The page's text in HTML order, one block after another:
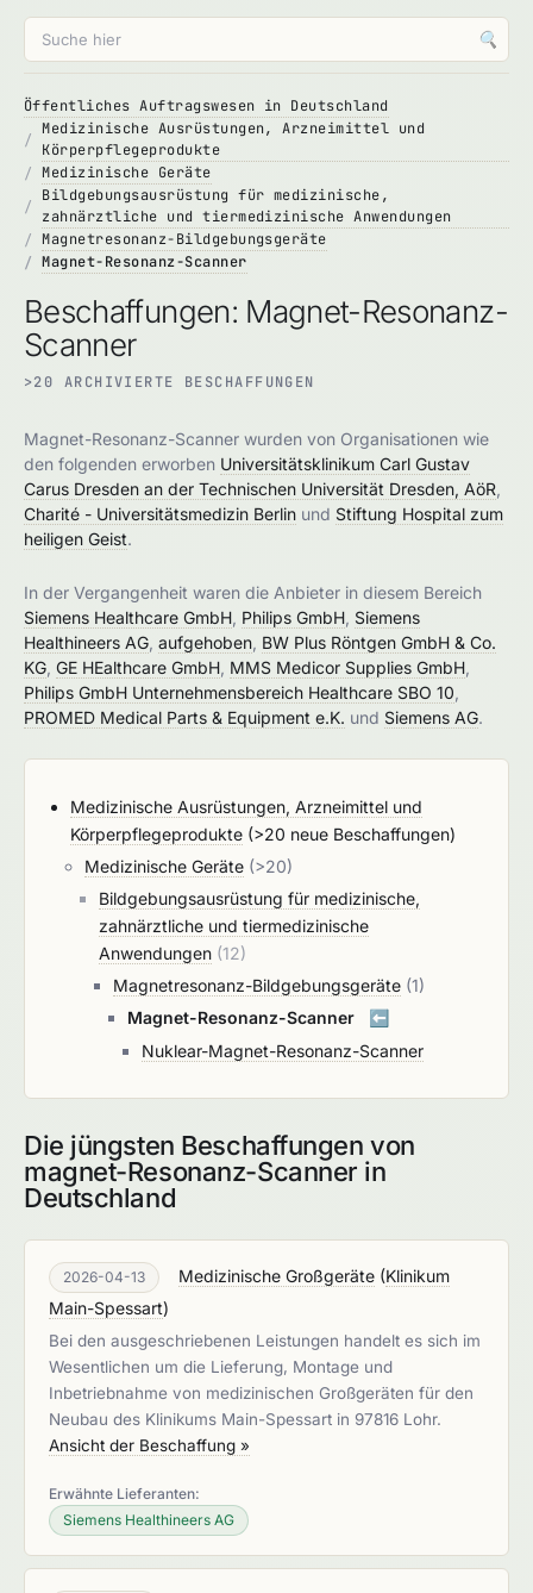
🔍
Öffentliches Auftragswesen in Deutschland
Medizinische Ausrüstungen, Arzneimittel und
Körperpflegeprodukte
Medizinische Geräte
Bildgebungsausrüstung für medizinische,
zahnärztliche und tiermedizinische Anwendungen
Magnetresonanz-Bildgebungsgeräte
Magnet-Resonanz-Scanner
Beschaffungen: Magnet-Resonanz-
Scanner
>20 ARCHIVIERTE BESCHAFFUNGEN
Magnet-Resonanz-Scanner wurden von Organisationen wie
den folgenden erworben Universitätsklinikum Carl Gustav
Carus Dresden an der Technischen Universität Dresden, AöR
Charité - Universitätsmedizin Berlin und Stiftung Hospital zum
heiligen Geist.
In der Vergangenheit waren die Anbieter in diesem Bereich
Siemens Healthcare GmbH Philips GmbH Siemens
Healthineers AG aufgehoben BW Plus Röntgen GmbH & Co.
KG GE HEalthcare GmbH MMS Medicor Supplies GmbH
Philips GmbH Unternehmensbereich Healthcare SBO 10
PROMED Medical Parts & Equipment e.K. und Siemens AG.
Medizinische Ausrüstungen, Arzneimittel und
Körperpflegeprodukte (>20 neue Beschaffungen)
Medizinische Geräte (>20)
Bildgebungsausrüstung für medizinische,
zahnärztliche und tiermedizinische
Anwendungen (12)
Magnetresonanz-Bildgebungsgeräte (1)
Magnet-Resonanz-Scanner
⬅️
Nuklear-Magnet-Resonanz-Scanner
Die jüngsten Beschaffungen von
magnet-Resonanz-Scanner in
Deutschland
2026-04-13 Medizinische Großgeräte (Klinikum
Main-Spessart)
Bei den ausgeschriebenen Leistungen handelt es sich im
Wesentlichen um die Lieferung, Montage und
Inbetriebnahme von medizinischen Großgeräten für den
Neubau des Klinikums Main-Spessart in 97816 Lohr.
Ansicht der Beschaffung »
Erwähnte Lieferanten:
Siemens Healthineers AG